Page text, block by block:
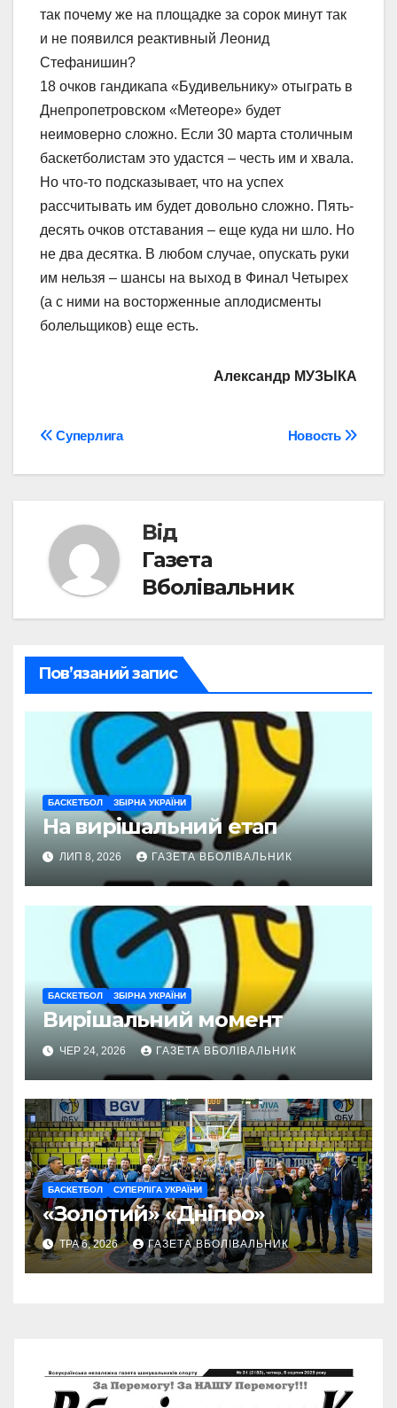
так почему же на площадке за сорок минут так
и не появился реактивный Леонид
Стефанишин?
18 очков гандикапа «Будивельнику» отыграть в
Днепропетровском «Метеоре» будет
неимоверно сложно. Если 30 марта столичным
баскетболистам это удастся – честь им и хвала.
Но что-то подсказывает, что на успех
рассчитывать им будет довольно сложно. Пять-
десять очков отставания – еще куда ни шло. Но
не два десятка. В любом случае, опускать руки
им нельзя – шансы на выход в Финал Четырех
(а с ними на восторженные аплодисменты
болельщиков) еще есть.
Александр МУЗЫКА
Навігація
записів
Новость
Суперлига
Від
Газета
Вболівальник
Пов’язаний запис
БАСКЕТБОЛ ЗБІРНА УКРАЇНИ
На вирішальний етап
ЛИП 8, 2026 ГАЗЕТА ВБОЛІВАЛЬНИК
БАСКЕТБОЛ ЗБІРНА УКРАЇНИ
Вирішальний момент
ЧЕР 24, 2026 ГАЗЕТА ВБОЛІВАЛЬНИК
БАСКЕТБОЛ СУПЕРЛІГА УКРАЇНИ
«Золотий» «Дніпро»
ТРА 6, 2026 ГАЗЕТА ВБОЛІВАЛЬНИК